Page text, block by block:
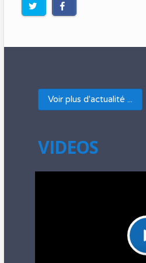
Voir plus d'actualité ...
VIDEOS